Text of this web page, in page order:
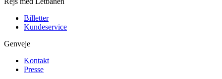
Billetter
Kundeservice
Genveje
Kontakt
Presse